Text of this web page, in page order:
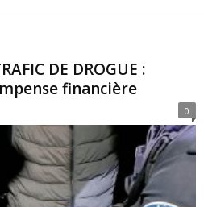
DE DROGUE :
financière
0